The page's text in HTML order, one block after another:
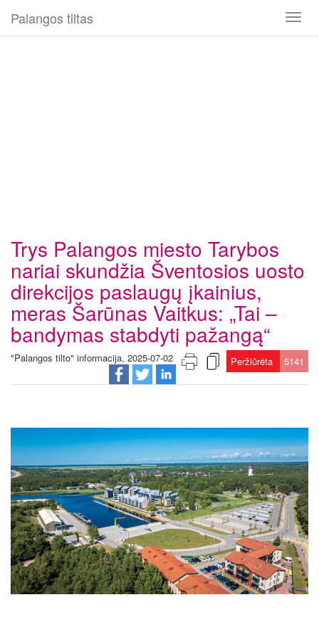
Toggle
Palangos tiltas
Trys Palangos miesto Tarybos
nariai skundžia Šventosios uosto
direkcijos paslaugų įkainius,
meras Šarūnas Vaitkus: „Tai –
bandymas stabdyti pažangą“
"Palangos tilto" informacija, 2025-07-02 Peržiūrėta 5141